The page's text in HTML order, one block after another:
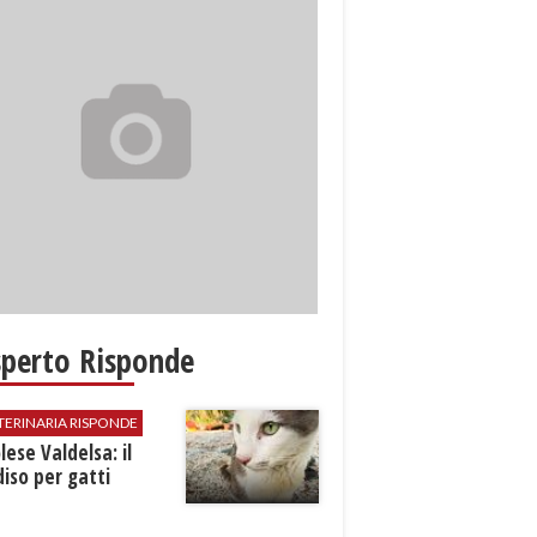
Risponde
RISPONDE
Valdelsa: il
per gatti